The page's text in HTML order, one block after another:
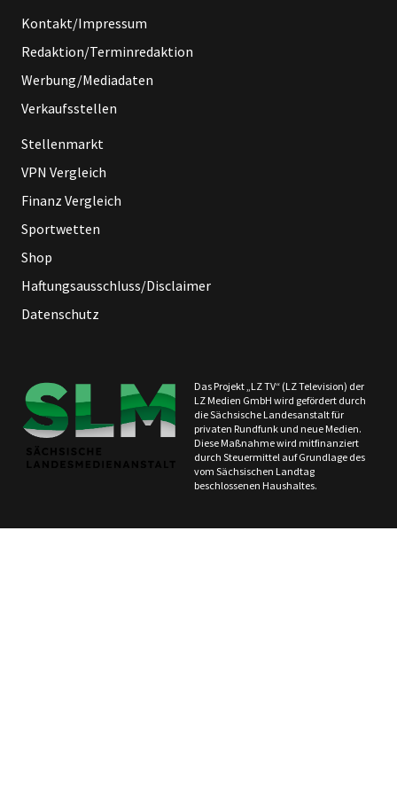
Kontakt/Impressum
Redaktion/Terminredaktion
Werbung/Mediadaten
Verkaufsstellen
Stellenmarkt
VPN Vergleich
Finanz Vergleich
Sportwetten
Shop
Haftungsausschluss/Disclaimer
Datenschutz
Das Projekt „LZ TV“ (LZ Television) der
LZ Medien GmbH wird gefördert durch
die Sächsische Landesanstalt für
privaten Rundfunk und neue Medien.
Diese Maßnahme wird mitfinanziert
durch Steuermittel auf Grundlage des
vom Sächsischen Landtag
beschlossenen Haushaltes.